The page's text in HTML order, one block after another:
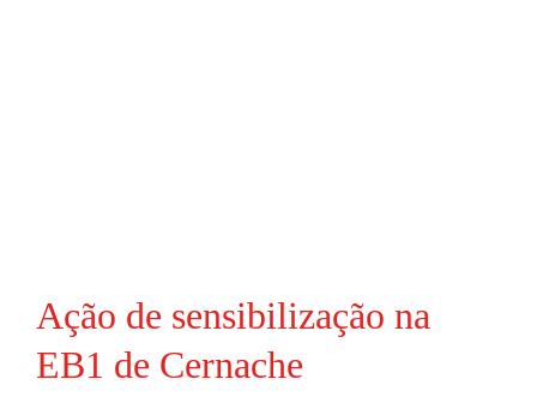
Ação de sensibilização na
EB1 de Cernache